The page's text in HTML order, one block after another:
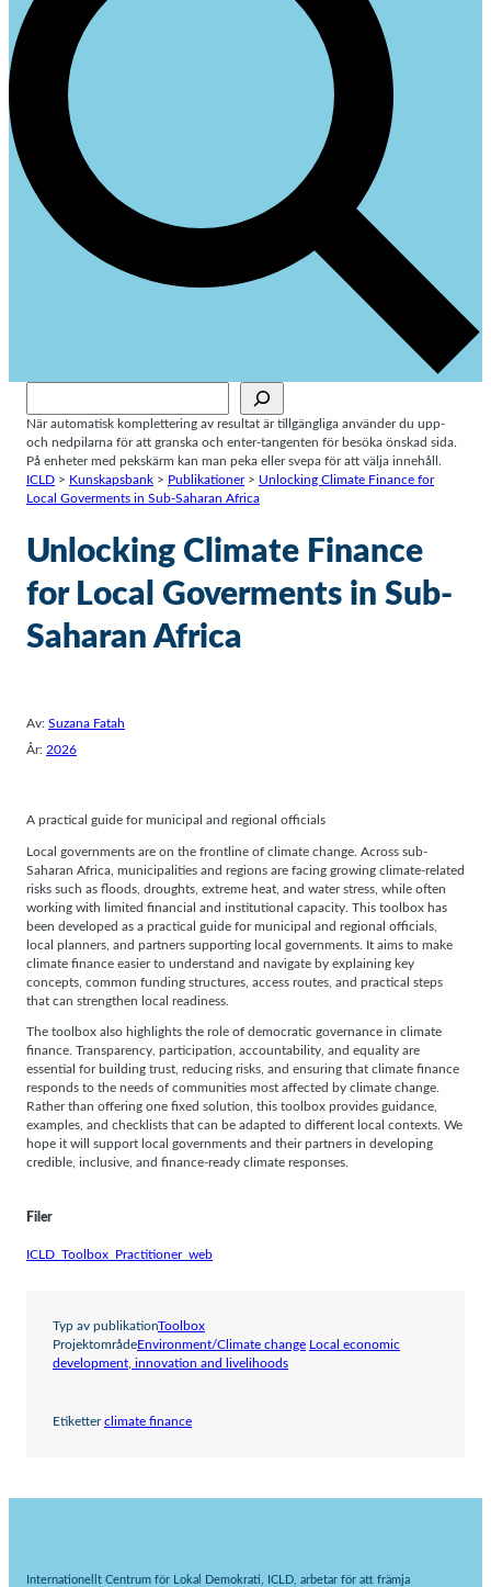
När automatisk komplettering av resultat är tillgängliga använder du upp-
och nedpilarna för att granska och enter-tangenten för besöka önskad sida.
På enheter med pekskärm kan man peka eller svepa för att välja innehåll.
ICLD > Kunskapsbank > Publikationer> Unlocking Climate Finance for
Local Goverments in Sub-Saharan Africa
Unlocking Climate Finance
for Local Goverments in Sub-
Saharan Africa
Av: Suzana Fatah
År: 2026
A practical guide for municipal and regional officials
Local governments are on the frontline of climate change. Across sub-
Saharan Africa, municipalities and regions are facing growing climate-related
risks such as floods, droughts, extreme heat, and water stress, while often
working with limited financial and institutional capacity. This toolbox has
been developed as a practical guide for municipal and regional officials,
local planners, and partners supporting local governments. It aims to make
climate finance easier to understand and navigate by explaining key
concepts, common funding structures, access routes, and practical steps
that can strengthen local readiness.
The toolbox also highlights the role of democratic governance in climate
finance. Transparency, participation, accountability, and equality are
essential for building trust, reducing risks, and ensuring that climate finance
responds to the needs of communities most affected by climate change.
Rather than offering one fixed solution, this toolbox provides guidance,
examples, and checklists that can be adapted to different local contexts. We
hope it will support local governments and their partners in developing
credible, inclusive, and finance-ready climate responses.
Filer
ICLD_Toolbox_Practitioner_web
Typ av publikationToolbox
ProjektområdeEnvironment/Climate change
Local economic
development, innovation and livelihoods
Etiketterclimate finance
Internationellt Centrum för Lokal Demokrati, ICLD, arbetar för att främja